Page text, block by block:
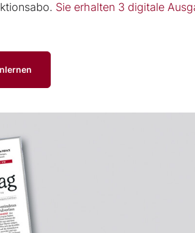
Sie erhalten 3 digitale